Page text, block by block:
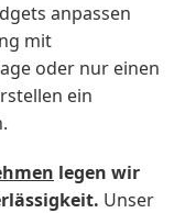
anpassen
mit
oder nur einen
ein
legen wir
Unser